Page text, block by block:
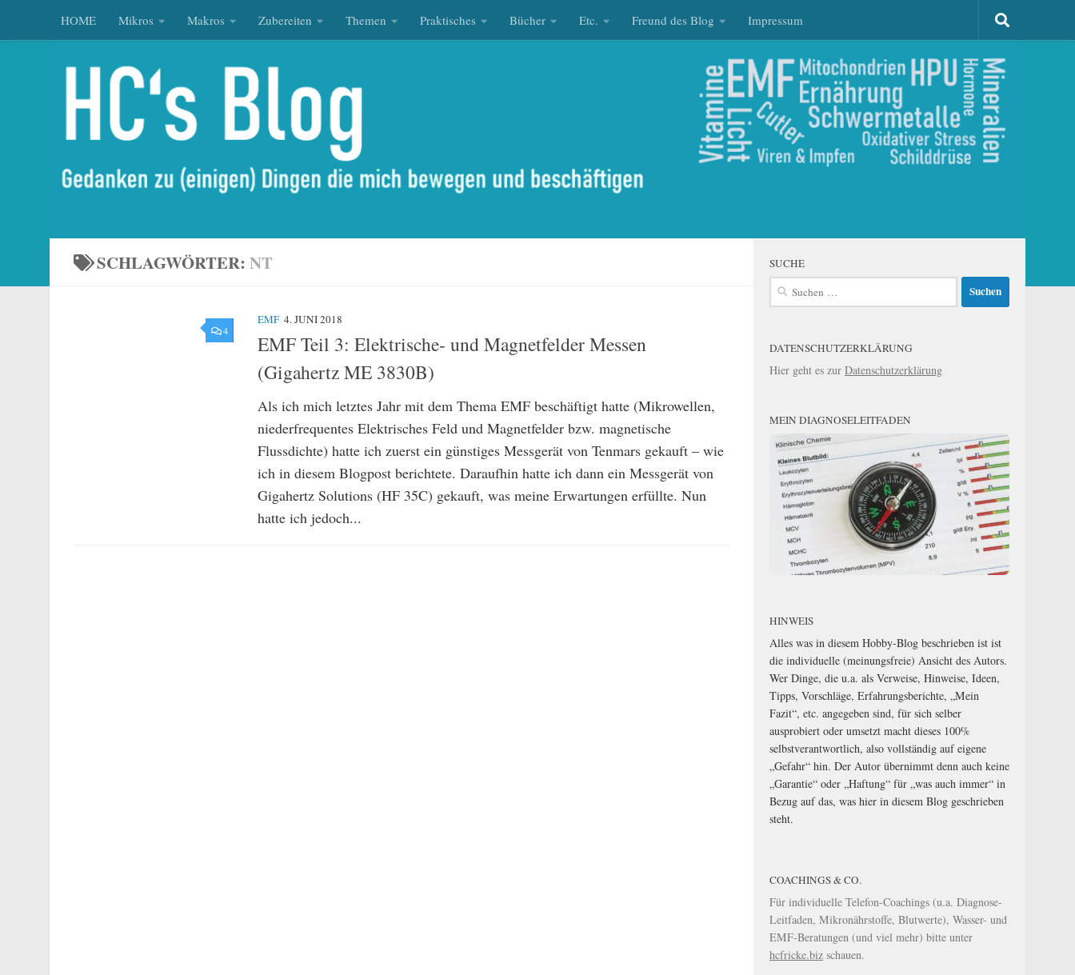
Zum Inhalt springen
HOME Mikros Makros Zubereiten Themen Praktisches Bücher Etc. Freund des Blog Impressum
SCHLAGWÖRTER: NT
4
EMF 4. JUNI 2018
EMF Teil 3: Elektrische- und Magnetfelder Messen
(Gigahertz ME 3830B)
Als ich mich letztes Jahr mit dem Thema EMF beschäftigt hatte (Mikrowellen,
niederfrequentes Elektrisches Feld und Magnetfelder bzw. magnetische
Flussdichte) hatte ich zuerst ein günstiges Messgerät von Tenmars gekauft – wie
ich in diesem Blogpost berichtete. Daraufhin hatte ich dann ein Messgerät von
Gigahertz Solutions (HF 35C) gekauft, was meine Erwartungen erfüllte. Nun
hatte ich jedoch...
SUCHE
Suchen
DATENSCHUTZERKLÄRUNG
Hier geht es zur Datenschutzerklärung
MEIN DIAGNOSELEITFADEN
HINWEIS
Alles was in diesem Hobby-Blog beschrieben ist ist
die individuelle (meinungsfreie) Ansicht des Autors.
Wer Dinge, die u.a. als Verweise, Hinweise, Ideen,
Tipps, Vorschläge, Erfahrungsberichte, „Mein
Fazit“, etc. angegeben sind, für sich selber
ausprobiert oder umsetzt macht dieses 100%
selbstverantwortlich, also vollständig auf eigene
„Gefahr“ hin. Der Autor übernimmt denn auch keine
„Garantie“ oder „Haftung“ für „was auch immer“ in
Bezug auf das, was hier in diesem Blog geschrieben
steht.
COACHINGS & CO.
Für individuelle Telefon-Coachings (u.a. Diagnose-
Leitfaden, Mikronährstoffe, Blutwerte), Wasser- und
EMF-Beratungen (und viel mehr) bitte unter
hcfricke.biz schauen.